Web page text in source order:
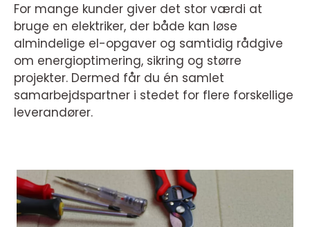
For mange kunder giver det stor værdi at
bruge en elektriker, der både kan løse
almindelige el-opgaver og samtidig rådgive
om energioptimering, sikring og større
projekter. Dermed får du én samlet
samarbejdspartner i stedet for flere forskellige
leverandører.